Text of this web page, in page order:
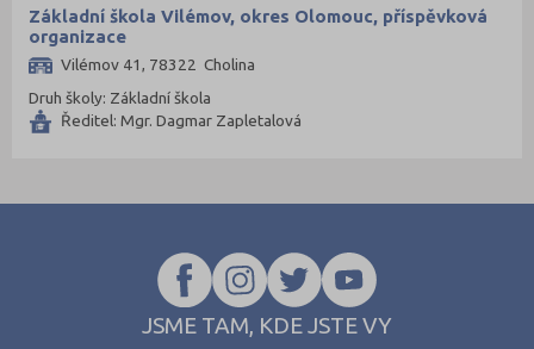
Rakovník (46)
Rokycany (33)
Rychnov nad Kněžnou (81)
Základní škola Vilémov, okres Olomouc, příspěvková
organizace
Vilémov 41, 78322 Cholina
Druh školy: Základní škola
Ředitel: Mgr. Dagmar Zapletalová
JSME TAM, KDE JSTE VY